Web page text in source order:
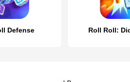
Defense Roll Roll: